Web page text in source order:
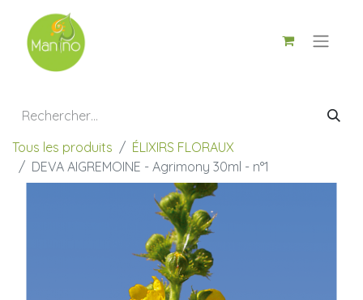
Tous les produits
ÉLIXIRS FLORAUX
DEVA AIGREMOINE - Agrimony 30ml - n°1